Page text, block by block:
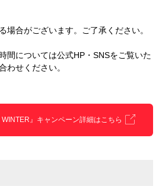
合がございます。ご了承ください。
間については公式HP・SNSをご覧いた
わせください。
WINTER』キャンペーン詳細はこちら